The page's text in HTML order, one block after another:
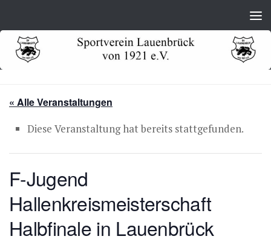
« Alle Veranstaltungen
Diese Veranstaltung hat bereits stattgefunden.
F-Jugend
Hallenkreismeisterschaft
Halbfinale in Lauenbrück